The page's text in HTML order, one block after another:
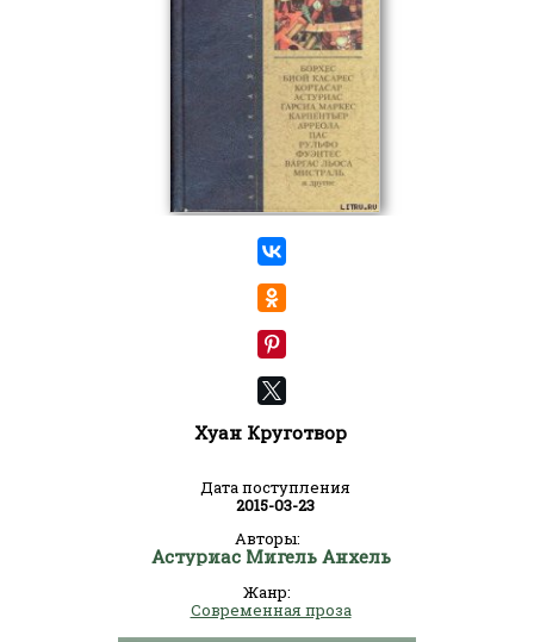
Хуан Круготвор
Дата поступления
2015-03-23
Авторы:
Астуриас Мигель Анхель
Жанр:
Современная проза